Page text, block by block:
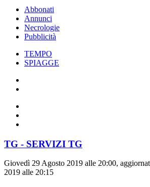
Abbonati
Annunci
Necrologie
Pubblicità
TEMPO
SPIAGGE
TG - SERVIZI TG
Giovedì 29 Agosto 2019 alle 20:00,
2019 alle 20:15